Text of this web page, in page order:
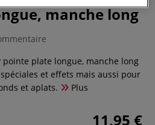
manche long
pointe plate longue, manche long
et effets mais aussi pour
et aplats.
Plus
11,95 €